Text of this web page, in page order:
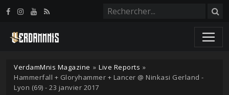
VerdamMnis Magazine » Live Reports »
Hammerfall + Gloryhammer + Lancer @ Ninkasi Gerland -
Lyon (69) - 23 janvier 2017
Panneau de gestion des cookies